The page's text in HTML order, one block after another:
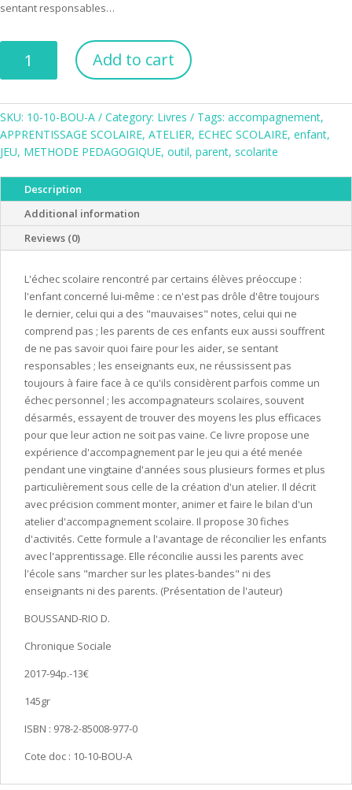
sentant responsables…
atelier
d'accompagnement
scolaire
par
le
quantity
Add to cart
SKU: 10-10-BOU-A Category: Livres Tags: accompagnement,
APPRENTISSAGE SCOLAIRE, ATELIER, ECHEC SCOLAIRE, enfant,
JEU, METHODE PEDAGOGIQUE, outil, parent, scolarite
Description
Additional information
Reviews (0)
L'échec scolaire rencontré par certains élèves préoccupe :
l'enfant concerné lui-même : ce n'est pas drôle d'être toujours
le dernier, celui qui a des "mauvaises" notes, celui qui ne
comprend pas ; les parents de ces enfants eux aussi souffrent
de ne pas savoir quoi faire pour les aider, se sentant
responsables ; les enseignants eux, ne réussissent pas
toujours à faire face à ce qu'ils considèrent parfois comme un
échec personnel ; les accompagnateurs scolaires, souvent
désarmés, essayent de trouver des moyens les plus efficaces
pour que leur action ne soit pas vaine. Ce livre propose une
expérience d'accompagnement par le jeu qui a été menée
pendant une vingtaine d'années sous plusieurs formes et plus
particulièrement sous celle de la création d'un atelier. Il décrit
avec précision comment monter, animer et faire le bilan d'un
atelier d'accompagnement scolaire. Il propose 30 fiches
d'activités. Cette formule a l'avantage de réconcilier les enfants
avec l'apprentissage. Elle réconcilie aussi les parents avec
l'école sans "marcher sur les plates-bandes" ni des
enseignants ni des parents. (Présentation de l'auteur)
BOUSSAND-RIO D.
Chronique Sociale
2017-94p.-13€
145gr
ISBN : 978-2-85008-977-0
Cote doc : 10-10-BOU-A